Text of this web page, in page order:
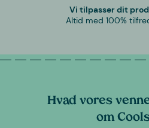
Vi tilpasser dit
Altid med 100%
Hvad vores
om